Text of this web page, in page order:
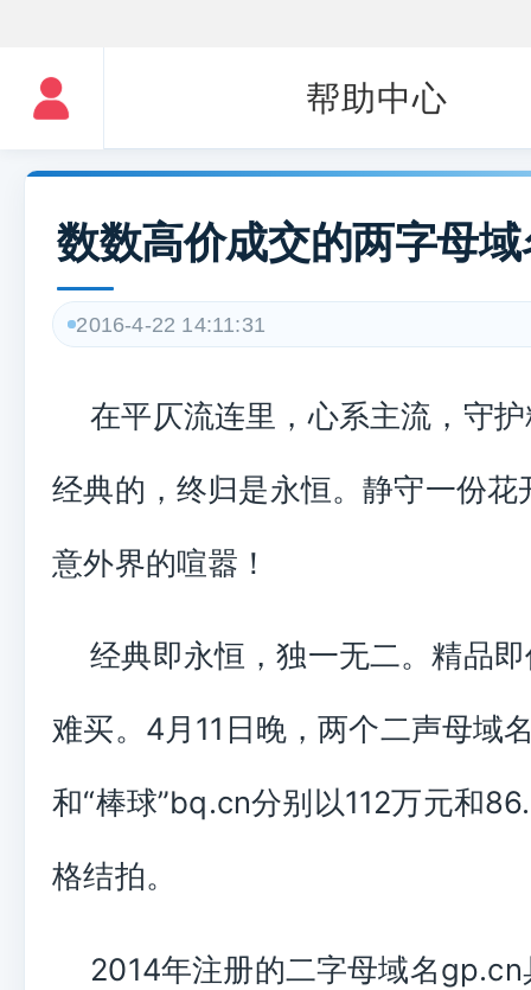
帮助中心
数数高价成交的两字母域
2016-4-22 14:11:31
在平仄流连里，心系主流，守
经典的，终归是永恒。静守一份花
意外界的喧嚣！
经典即永恒，独一无二。精品
难买。4月11日晚，两个二声母域
和“棒球”bq.cn分别以112万元和
格结拍。
2014年注册的二字母域名gp.cn